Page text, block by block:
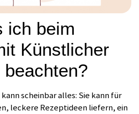
ich beim
Künstlicher
scheinbar alles: Sie kann für
leckere Rezeptideen liefern, ein